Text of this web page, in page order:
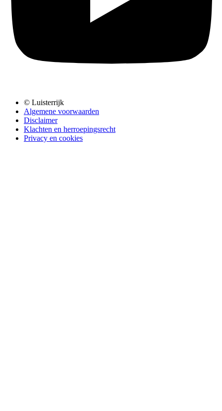
© Luisterrijk
Algemene voorwaarden
Disclaimer
Klachten en herroepingsrecht
Privacy en cookies